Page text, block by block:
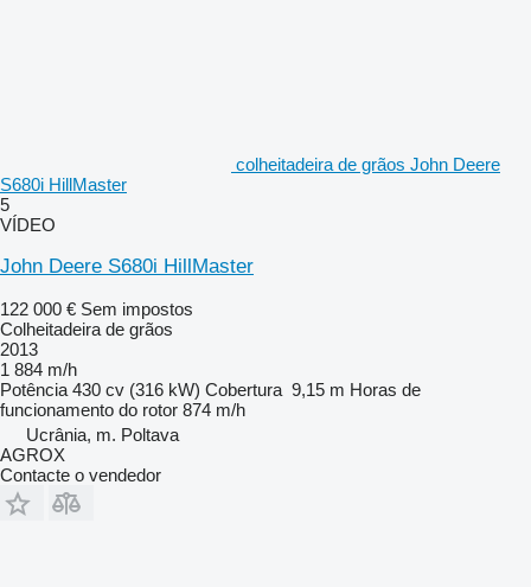
colheitadeira de grãos John Deere
S680i HillMaster
5
VÍDEO
John Deere S680i HillMaster
122 000 € Sem impostos
Colheitadeira de grãos
2013
1 884 m/h
Potência 430 cv (316 kW) Cobertura 9,15 m Horas de
funcionamento do rotor 874 m/h
Ucrânia, m. Poltava
AGROX
Contacte o vendedor